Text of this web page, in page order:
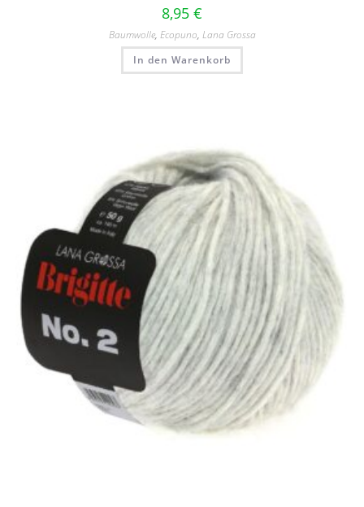
8,95 €
Baumwolle, Ecopuno, Lana Grossa
In den Warenkorb